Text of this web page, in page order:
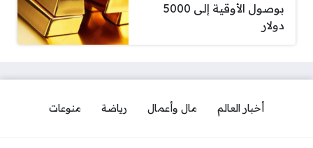
بوصول الأوقية إلى 5000
دولار
أخبار العالم مال وأعمال رياضة منوعات